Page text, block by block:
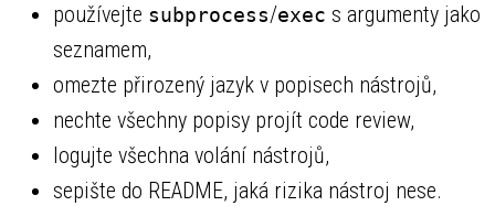
používejte subprocess/exec s argumenty jako
seznamem,
omezte přirozený jazyk v popisech nástrojů,
nechte všechny popisy projít code review,
logujte všechna volání nástrojů,
sepište do README, jaká rizika nástroj nese.